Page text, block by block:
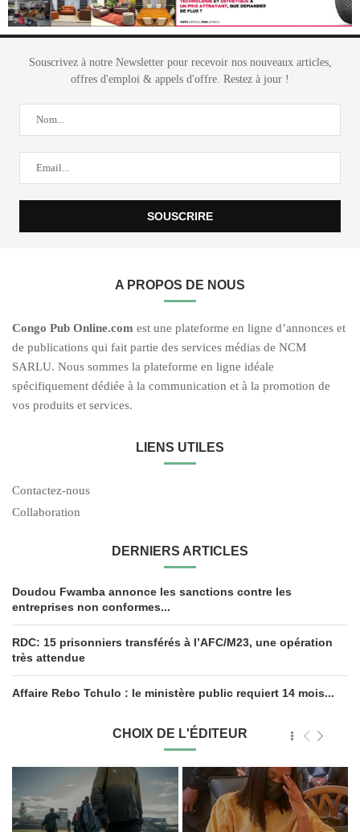
Souscrivez à notre Newsletter pour recevoir nos nouveaux articles,
offres d'emploi & appels d'offre. Restez à jour !
A PROPOS DE NOUS
Congo Pub Online.com est une plateforme en ligne d’annonces et
de publications qui fait partie des services médias de NCM
SARLU. Nous sommes la plateforme en ligne idéale
spécifiquement dédiée à la communication et à la promotion de
vos produits et services.
LIENS UTILES
Contactez-nous
Collaboration
DERNIERS ARTICLES
Doudou Fwamba annonce les sanctions contre les
entreprises non conformes...
RDC: 15 prisonniers transférés à l’AFC/M23, une opération
très attendue
Affaire Rebo Tchulo : le ministère public requiert 14 mois...
CHOIX DE L'ÉDITEUR